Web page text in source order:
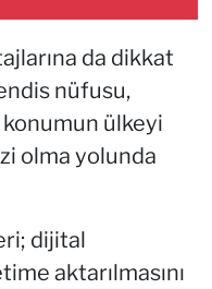
da dikkat
nüfusu,
konumun ülkeyi
olma yolunda
dijital
aktarılmasını